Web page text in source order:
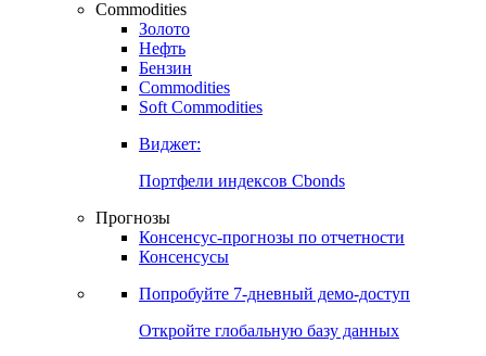
Commodities
Золото
Нефть
Бензин
Commodities
Soft Commodities
Виджет:
Портфели индексов Cbonds
Прогнозы
Консенсус-прогнозы по отчетности
Консенсусы
Попробуйте 7-дневный демо-доступ
Откройте глобальную базу данных